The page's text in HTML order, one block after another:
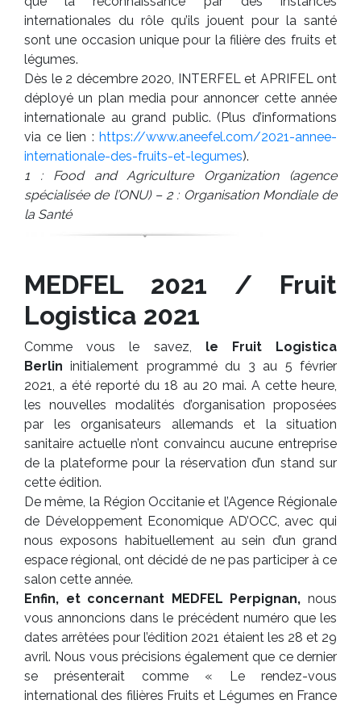
internationales du rôle qu’ils jouent pour la santé
sont une occasion unique pour la filière des fruits et
légumes.
Dès le 2 décembre 2020, INTERFEL et APRIFEL ont
déployé un plan media pour annoncer cette année
internationale au grand public. (Plus d’informations
via ce lien : https://www.aneefel.com/2021-annee-
internationale-des-fruits-et-legumes).
1 : Food and Agriculture Organization (agence
spécialisée de l’ONU) – 2 : Organisation Mondiale de
la Santé
MEDFEL 2021 / Fruit
Logistica 2021
Comme vous le savez, le Fruit Logistica
Berlin initialement programmé du 3 au 5 février
2021, a été reporté du 18 au 20 mai. A cette heure,
les nouvelles modalités d’organisation proposées
par les organisateurs allemands et la situation
sanitaire actuelle n’ont convaincu aucune entreprise
de la plateforme pour la réservation d’un stand sur
cette édition.
De même, la Région Occitanie et l’Agence Régionale
de Développement Economique AD’OCC, avec qui
nous exposons habituellement au sein d’un grand
espace régional, ont décidé de ne pas participer à ce
salon cette année.
Enfin, et concernant MEDFEL Perpignan, nous
vous annoncions dans le précédent numéro que les
dates arrêtées pour l’édition 2021 étaient les 28 et 29
avril. Nous vous précisions également que ce dernier
se présenterait comme « Le rendez-vous
international des filières Fruits et Légumes en France